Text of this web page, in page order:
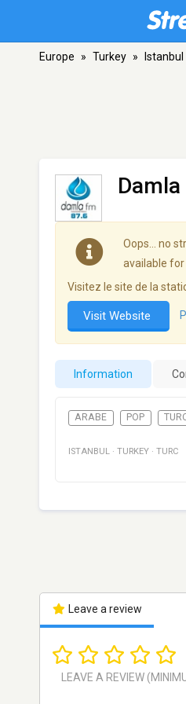
Europe » Turkey » Istanbul
Damla
Oops… no
available for
Visitez le site de la
Visit Website
Information
ARABE POP
ISTANBUL · TURKEY · TURC
Leave a review